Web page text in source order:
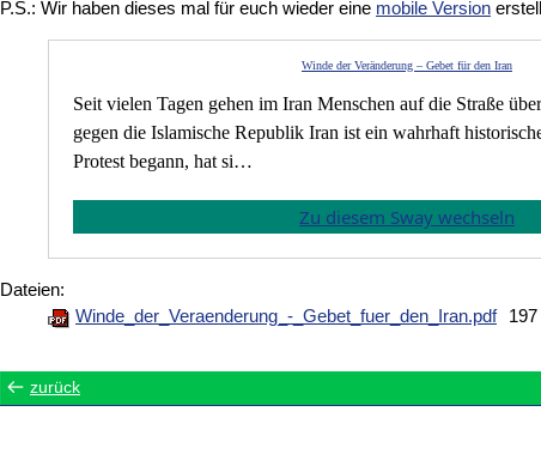
P.S.: Wir haben dieses mal für euch wieder eine mobile Version
Winde der Veränderung – Gebet für den Iran
Seit vielen Tagen gehen im Iran Menschen auf die Straße
gegen die Islamische Republik Iran ist ein wahrhaft
Protest begann, hat si…
Zu diesem Sway wechseln
Dateien:
Winde_der_Veraenderung_-_Gebet_fuer_den_Iran.pdf
197
zurück